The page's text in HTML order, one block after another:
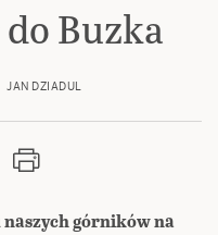
Buzka
JAN DZIADUL
górników na